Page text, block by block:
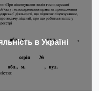
в Україні